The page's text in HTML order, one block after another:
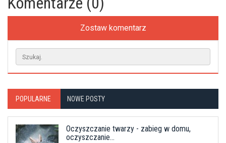
Zostaw komentarz
POPULARNE NOWE POSTY
Oczyszczanie twarzy - zabieg w domu,
oczyszczanie...